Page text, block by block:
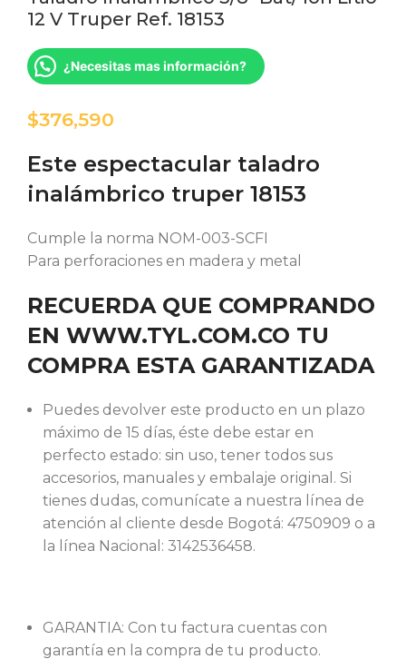
12 V Truper Ref. 18153
¿Necesitas mas información?
$
Este espectacular taladro
inalámbrico truper 18153
Cumple la norma NOM-003-SCFI
Para perforaciones en madera y metal
RECUERDA QUE COMPRANDO
EN WWW.TYL.COM.CO TU
COMPRA ESTA GARANTIZADA
Puedes devolver este producto en un plazo
máximo de 15 días, éste debe estar en
perfecto estado: sin uso, tener todos sus
accesorios, manuales y embalaje original. Si
tienes dudas, comunícate a nuestra línea de
atención al cliente desde Bogotá: 4750909 o a
la línea Nacional: 3142536458.
GARANTIA: Con tu factura cuentas con
garantía en la compra de tu producto.